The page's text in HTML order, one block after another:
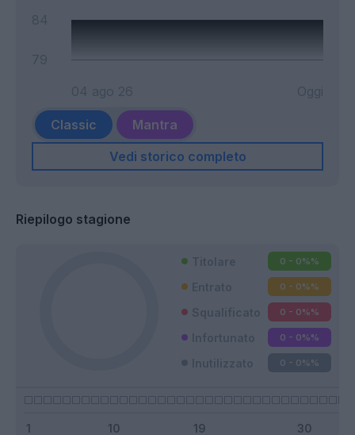
Classic
Mantra
Vedi storico completo
Riepilogo stagione
0 - 0%%
0 - 0%%
0 - 0%%
0 - 0%%
0 - 0%%